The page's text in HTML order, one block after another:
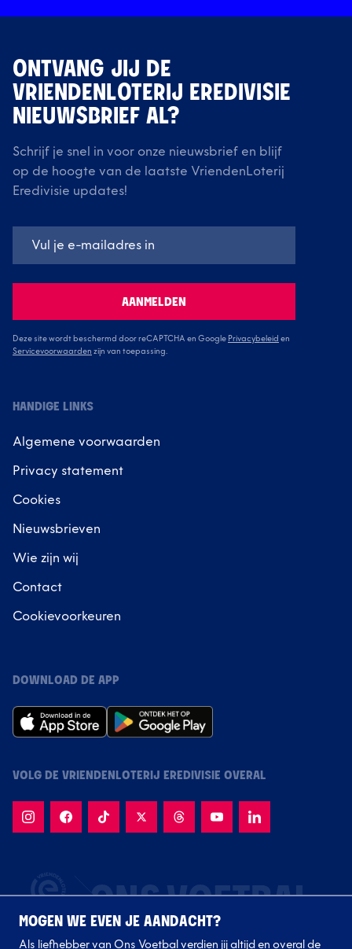
ONTVANG JIJ DE
VRIENDENLOTERIJ EREDIVISIE
NIEUWSBRIEF AL?
Schrijf je snel in voor onze nieuwsbrief en blijf
op de hoogte van de laatste VriendenLoterij
Eredivisie updates!
AANMELDEN
Deze site wordt beschermd door reCAPTCHA en Google Privacybeleid en
Servicevoorwaarden zijn van toepassing.
HANDIGE LINKS
Algemene voorwaarden
Privacy statement
Cookies
Nieuwsbrieven
Wie zijn wij
Contact
Cookievoorkeuren
DOWNLOAD DE APP
VOLG DE VRIENDENLOTERIJ EREDIVISIE OVERAL
MOGEN WE EVEN JE AANDACHT?
Als liefhebber van Ons Voetbal verdien jij altijd en overal de